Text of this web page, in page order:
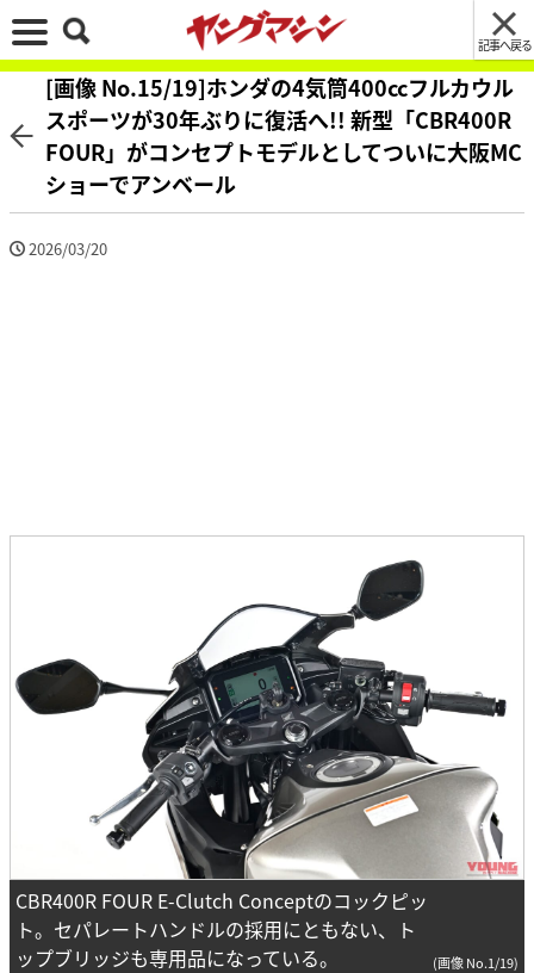
記事へ戻る
[画像 No.15/19]ホンダの4気筒400ccフルカウル
スポーツが30年ぶりに復活へ!! 新型「CBR400R
FOUR」がコンセプトモデルとしてついに大阪MC
ショーでアンベール
2026/03/20
CBR400R FOUR E-Clutch Conceptのコックピッ
ト。セパレートハンドルの採用にともない、ト
ップブリッジも専用品になっている。
(画像 No.1/19)